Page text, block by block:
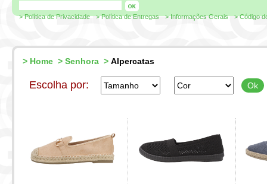
> Política de Privacidade > Política de Entregas > Informações Gerais > Código
> Home > Senhora > Alpercatas
Escolha por: